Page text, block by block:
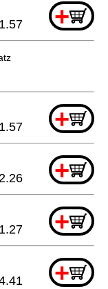
+
1.57
+
1.57
+
+
+